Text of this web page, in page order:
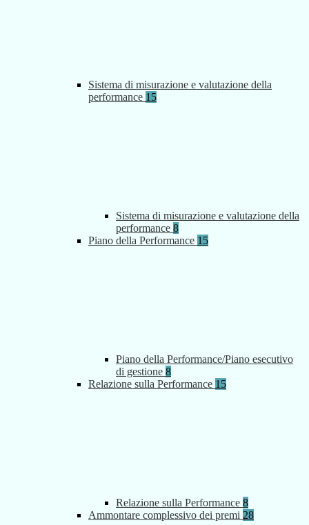
Sistema di misurazione e valutazione della
performance 15
Sistema di misurazione e valutazione della
performance 8
Piano della Performance 15
Piano della Performance/Piano esecutivo
di gestione 8
Relazione sulla Performance 15
Relazione sulla Performance 8
Ammontare complessivo dei premi 28